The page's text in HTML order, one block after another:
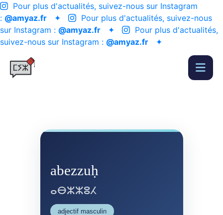
Pour plus d'actualités, suivez-nous sur Instagram
: @amyaz.fr ✦
Pour plus d'actualités, suivez-nous
sur Instagram : @amyaz.fr ✦
Pour plus d'actualités,
suivez-nous sur Instagram : @amyaz.fr ✦
abezzuḥ
ⴰⴱⵣⵣⵓⵃ
adjectif masculin